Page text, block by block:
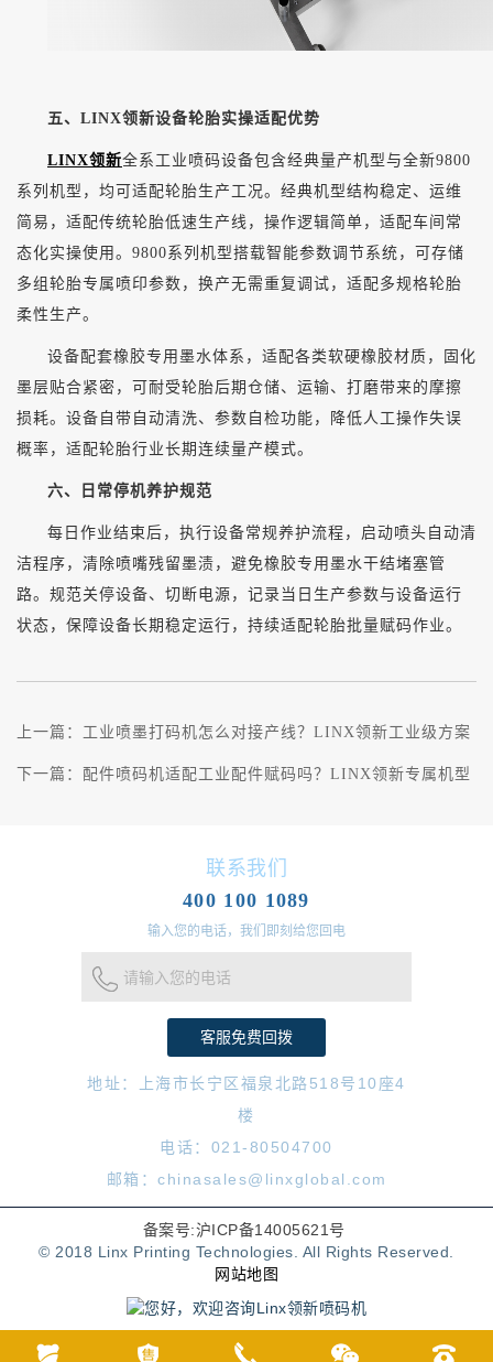
五、 LINX领新设备轮胎实操适配优势
LINX领新全系工业喷码设备包含经典量产机型与全新9800
系列机型，均可适配轮胎生产工况。经典机型结构稳定、运维
简易，适配传统轮胎低速生产线，操作逻辑简单，适配车间常
态化实操使用。9800系列机型搭载智能参数调节系统，可存储
多组轮胎专属喷印参数，换产无需重复调试，适配多规格轮胎
柔性生产。
设备配套橡胶专用墨水体系，适配各类软硬橡胶材质，固化
墨层贴合紧密，可耐受轮胎后期仓储、运输、打磨带来的摩擦
损耗。设备自带自动清洗、参数自检功能，降低人工操作失误
概率，适配轮胎行业长期连续量产模式。
六、日常停机养护规范
每日作业结束后，执行设备常规养护流程，启动喷头自动清
洁程序，清除喷嘴残留墨渍，避免橡胶专用墨水干结堵塞管
路。规范关停设备、切断电源，记录当日生产参数与设备运行
状态，保障设备长期稳定运行，持续适配轮胎批量赋码作业。
上一篇： 工业喷墨打码机怎么对接产线？LINX领新工业级方案
下一篇： 配件喷码机适配工业配件赋码吗？LINX领新专属机型
联系我们
400 100 1089
输入您的电话，我们即刻给您回电
请输入您的电话
地址：上海市长宁区福泉北路518号10座4
楼
电话：021-80504700
邮箱：chinasales@linxglobal.com
备案号:沪ICP备14005621号
© 2018 Linx Printing Technologies. All Rights Reserved.
网站地图